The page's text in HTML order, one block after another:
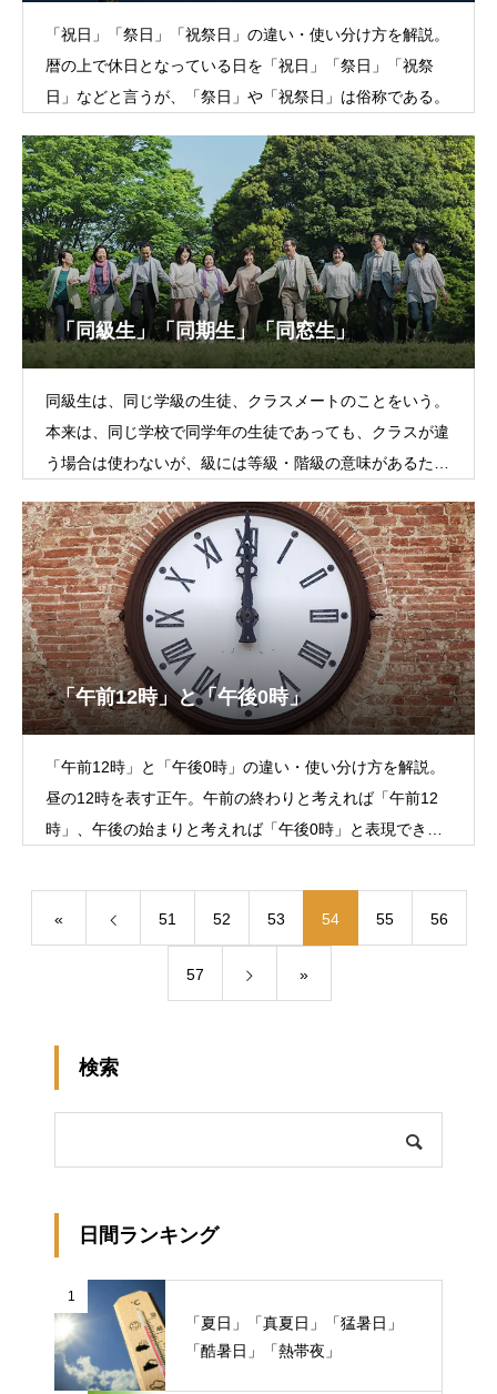
「祝日」「祭日」「祝祭日」の違い・使い分け方を解説。
暦の上で休日となっている日を「祝日」「祭日」「祝祭
日」などと言うが、「祭日」や「祝祭日」は俗称である。
「同級生」「同期生」「同窓生」
同級生は、同じ学級の生徒、クラスメートのことをいう。
本来は、同じ学校で同学年の生徒であっても、クラスが違
う場合は使わないが、級には等級・階級の意味があるた
「午前12時」と「午後0時」
「午前12時」と「午後0時」の違い・使い分け方を解説。
昼の12時を表す正午。午前の終わりと考えれば「午前12
時」、午後の始まりと考えれば「午後0時」と表現でき、
« 51 52 53 54 55 56
57 »
検索
日間ランキング
1
「夏日」「真夏日」「猛暑日」
「酷暑日」「熱帯夜」